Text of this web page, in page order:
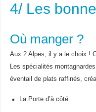
4/ Les
Où manger ?
Aux 2 Alpes, il y a le choix !
Les spécialités
éventail de plats raffinés,
La Porte d’à côté